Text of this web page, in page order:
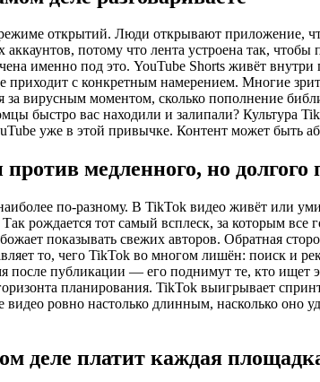
открытий. Люди открывают приложение,
потому что лента устроена так,
именно под это. YouTube Shorts живёт
приходит с конкретным намерением. Многие
за вирусным моментом, сколько пополнение
быстро вас находили и залипали? Культура
уже в этой привычке. Контент может быть
медленного, но долгого
по-разному. В TikTok видео живёт или
рождается тот самый всплеск, за которым
показывать свежих авторов. Обратная
то, чего TikTok во многом лишён: поиск и
после публикации — его поднимут те, кто
планирования. TikTok выигрывает
ровно настолько длинным, насколько оно
деле платит каждая